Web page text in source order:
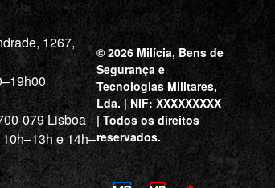
1267,
079 Lisboa
e 14h–
© 2026 Milícia, Bens de
Segurança e
Tecnologias Militares,
Lda. | NIF: XXXXXXXXX
| Todos os direitos
reservados.